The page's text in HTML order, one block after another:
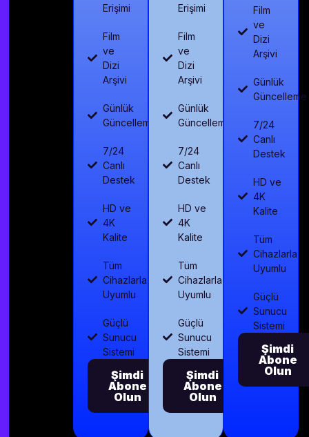
Erişimi
Film
ve
Dizi
Arşivi
Günlük
Güncelleme
7/24
Canlı
Destek
HD ve
4K
Kalite
Tüm
Cihazlarla
Uyumlu
Güçlü
Sunucu
Sistemi
Şimdi
Abone
Olun
Erişimi
Film
ve
Dizi
Arşivi
Günlük
Güncelleme
7/24
Canlı
Destek
HD ve
4K
Kalite
Tüm
Cihazlarla
Uyumlu
Güçlü
Sunucu
Sistemi
Şimdi
Abone
Olun
Film
ve
Dizi
Arşivi
Günlük
Güncelleme
7/24
Canlı
Destek
HD ve
4K
Kalite
Tüm
Cihazlarla
Uyumlu
Güçlü
Sunucu
Sistemi
Şimdi
Abone
Olun